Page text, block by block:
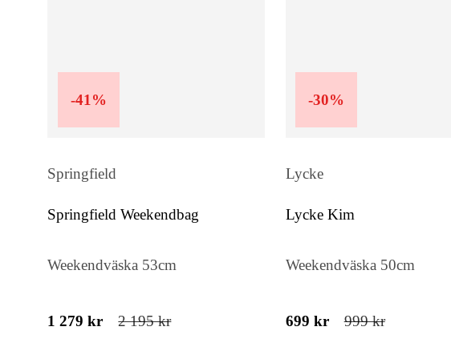
-41 %
Springfield
Springfield Weekendbag
Weekendväska 53cm
1 279 kr 2 195 kr
-30%
Lycke
Lycke Kim
Weekendväska 50cm
699 kr 999 kr